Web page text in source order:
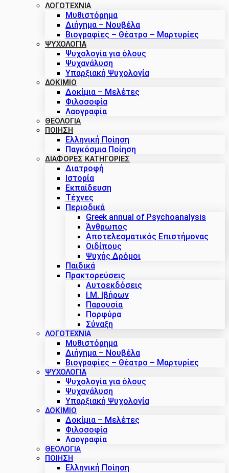
ΛΟΓΟΤΕΧΝΙΑ
Μυθιστόρημα
Διήγημα – Νουβέλα
Βιογραφίες – Θέατρο – Μαρτυρίες
ΨΥΧΟΛΟΓΙΑ
Ψυχολογία για όλους
Ψυχανάλυση
Υπαρξιακή Ψυχολογία
ΔΟΚΊΜΙΟ
Δοκίμια – Μελέτες
Φιλοσοφία
Λαογραφία
ΘΕΟΛΟΓΙΑ
ΠΟΙΗΣΗ
Ελληνική Ποίηση
Παγκόσμια Ποίηση
ΔΙΑΦΟΡΕΣ ΚΑΤΗΓΟΡΙΕΣ
Διατροφή
Ιστορία
Εκπαίδευση
Τέχνες
Περιοδικά
Greek annual of Psychoanalysis
Άνθρωπος
Αποτελεσματικός Επιστήμονας
Οιδίπους
Ψυχής Δρόμοι
Παιδικά
Πρακτoρεύσεις
Αυτοεκδόσεις
Ι.Μ. Ιβήρων
Παρουσία
Πορφύρα
Σύναξη
ΛΟΓΟΤΕΧΝΙΑ
Μυθιστόρημα
Διήγημα – Νουβέλα
Βιογραφίες – Θέατρο – Μαρτυρίες
ΨΥΧΟΛΟΓΙΑ
Ψυχολογία για όλους
Ψυχανάλυση
Υπαρξιακή Ψυχολογία
ΔΟΚΊΜΙΟ
Δοκίμια – Μελέτες
Φιλοσοφία
Λαογραφία
ΘΕΟΛΟΓΙΑ
ΠΟΙΗΣΗ
Ελληνική Ποίηση